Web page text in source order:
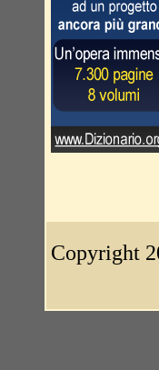
Copyright